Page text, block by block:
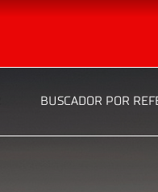
BUSCADOR POR